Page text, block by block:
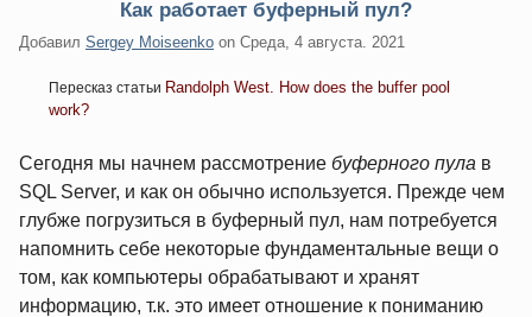
Как работает буферный пул?
Добавил Sergey Moiseenko on Среда, 4 августа. 2021
Пересказ статьи Randolph West. How does the buffer pool
work?
Сегодня мы начнем рассмотрение буферного пула в
SQL Server, и как он обычно используется. Прежде чем
глубже погрузиться в буферный пул, нам потребуется
напомнить себе некоторые фундаментальные вещи о
том, как компьютеры обрабатывают и хранят
информацию, т.к. это имеет отношение к пониманию